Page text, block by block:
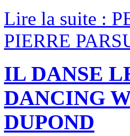
Lire la suite :
PIERRE
IL DANSE
DANCING
DUPOND